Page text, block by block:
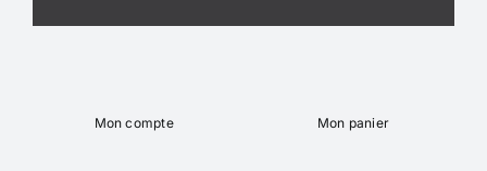
Mon compte Mon panier